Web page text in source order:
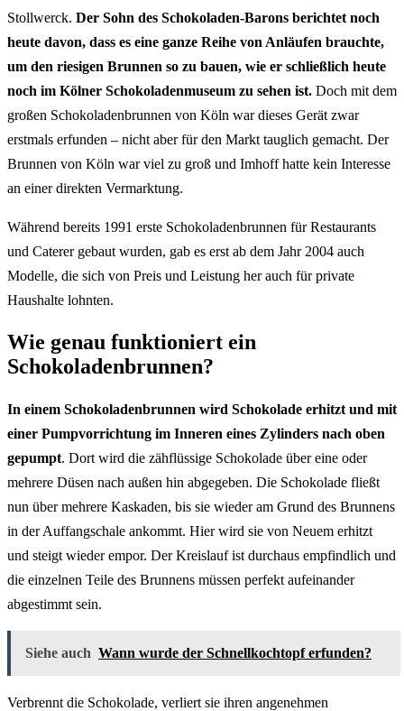
Stollwerck. Der Sohn des Schokoladen-Barons berichtet noch
heute davon, dass es eine ganze Reihe von Anläufen brauchte,
um den riesigen Brunnen so zu bauen, wie er schließlich heute
noch im Kölner Schokoladenmuseum zu sehen ist. Doch mit dem
großen Schokoladenbrunnen von Köln war dieses Gerät zwar
erstmals erfunden – nicht aber für den Markt tauglich gemacht. Der
Brunnen von Köln war viel zu groß und Imhoff hatte kein Interesse
an einer direkten Vermarktung.
Während bereits 1991 erste Schokoladenbrunnen für Restaurants
und Caterer gebaut wurden, gab es erst ab dem Jahr 2004 auch
Modelle, die sich von Preis und Leistung her auch für private
Haushalte lohnten.
Wie genau funktioniert ein
Schokoladenbrunnen?
In einem Schokoladenbrunnen wird Schokolade erhitzt und mit
einer Pumpvorrichtung im Inneren eines Zylinders nach oben
gepumpt. Dort wird die zähflüssige Schokolade über eine oder
mehrere Düsen nach außen hin abgegeben. Die Schokolade fließt
nun über mehrere Kaskaden, bis sie wieder am Grund des Brunnens
in der Auffangschale ankommt. Hier wird sie von Neuem erhitzt
und steigt wieder empor. Der Kreislauf ist durchaus empfindlich und
die einzelnen Teile des Brunnens müssen perfekt aufeinander
abgestimmt sein.
Siehe auch Wann wurde der Schnellkochtopf erfunden?
Verbrennt die Schokolade, verliert sie ihren angenehmen